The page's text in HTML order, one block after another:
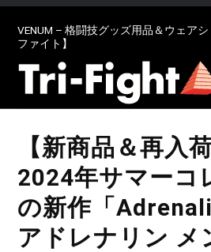
VENUM – 格闘技グッズ用品＆ウェア
ファイト】
【新商品＆再入
2024年サマーコ
の新作「
アドレナリン メ